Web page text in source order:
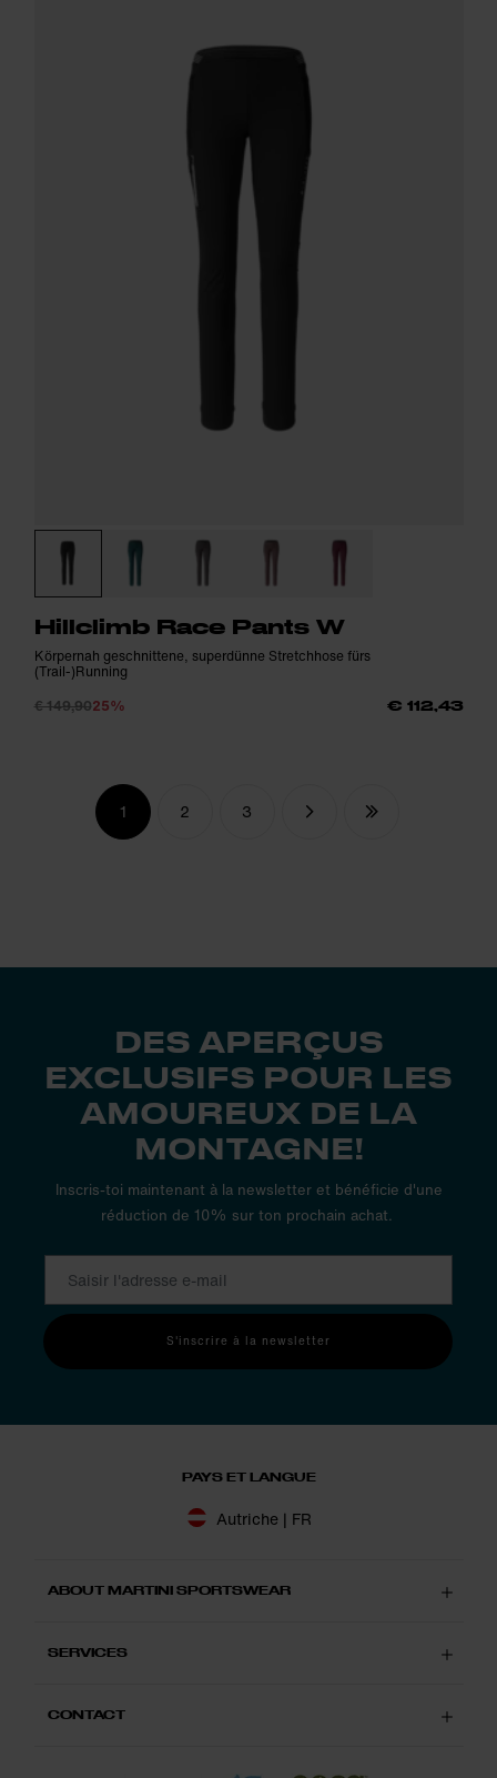
Hillclimb Race Pants W
Körpernah geschnittene, superdünne Stretchhose fürs
(Trail-)Running
€ 149,9025% € 112,43
1 2 3
DES APERÇUS
EXCLUSIFS POUR LES
AMOUREUX DE LA
MONTAGNE!
Inscris-toi maintenant à la newsletter et bénéficie d'une
réduction de 10% sur ton prochain achat.
S'inscrire à la newsletter
PAYS ET LANGUE
Autriche | FR
ABOUT MARTINI SPORTSWEAR
SERVICES
CONTACT